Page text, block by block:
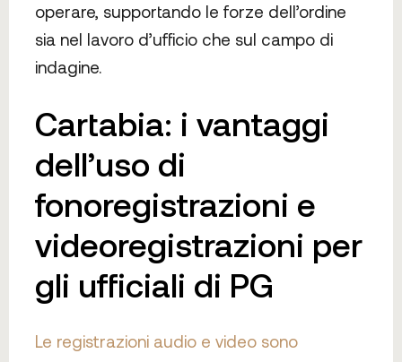
operare, supportando le forze dell’ordine
sia nel lavoro d’ufficio che sul campo di
indagine.
Cartabia: i vantaggi
dell’uso di
fonoregistrazioni e
videoregistrazioni per
gli ufficiali di PG
Le registrazioni audio e video sono